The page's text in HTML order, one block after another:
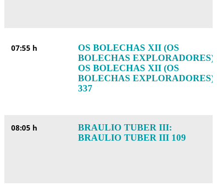
07:55 h
OS BOLECHAS XII (OS
BOLECHAS EXPLORADORES):
OS BOLECHAS XII (OS
BOLECHAS EXPLORADORES)
337
08:05 h
BRAULIO TUBER III:
BRAULIO TUBER III 109